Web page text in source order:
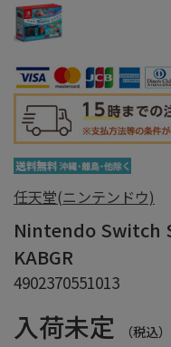
任天堂(ニンテンドウ)
Nintendo Switch
KABGR
4902370551013
入荷未定 （税込）